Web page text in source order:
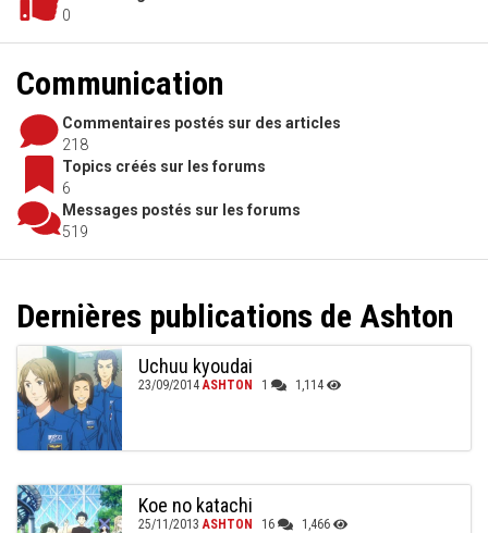
0
Communication
Commentaires postés sur des articles
218
Topics créés sur les forums
6
Messages postés sur les forums
519
Dernières publications de Ashton
Uchuu kyoudai
23/09/2014ASHTON 1 1,114
Koe no katachi
25/11/2013ASHTON 16 1,466